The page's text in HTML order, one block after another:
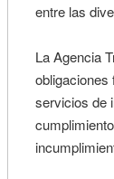
entre las
La Agencia
obligaciones
servicios de